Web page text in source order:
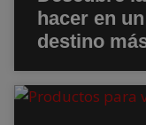
hacer en
destino